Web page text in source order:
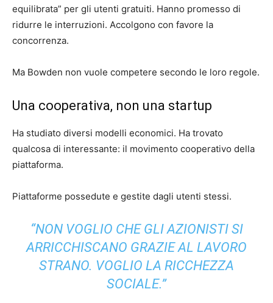
equilibrata” per gli utenti gratuiti. Hanno promesso di
ridurre le interruzioni. Accolgono con favore la
concorrenza.
Ma Bowden non vuole competere secondo le loro regole.
Una cooperativa, non una startup
Ha studiato diversi modelli economici. Ha trovato
qualcosa di interessante: il movimento cooperativo della
piattaforma.
Piattaforme possedute e gestite dagli utenti stessi.
“NON VOGLIO CHE GLI AZIONISTI SI
ARRICCHISCANO GRAZIE AL LAVORO
STRANO. VOGLIO LA RICCHEZZA
SOCIALE.”